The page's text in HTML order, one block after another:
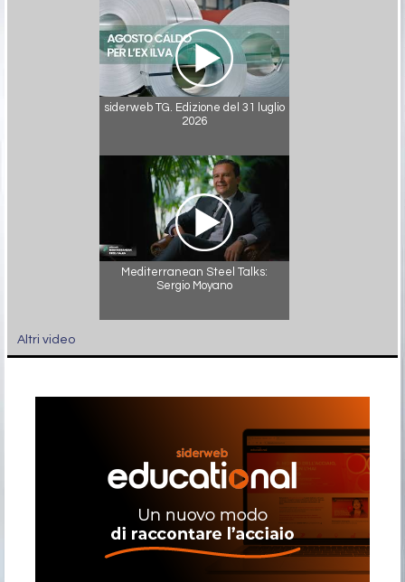
siderweb TG. Edizione del 31 luglio
2026
Mediterranean Steel Talks:
Sergio Moyano
Altri video